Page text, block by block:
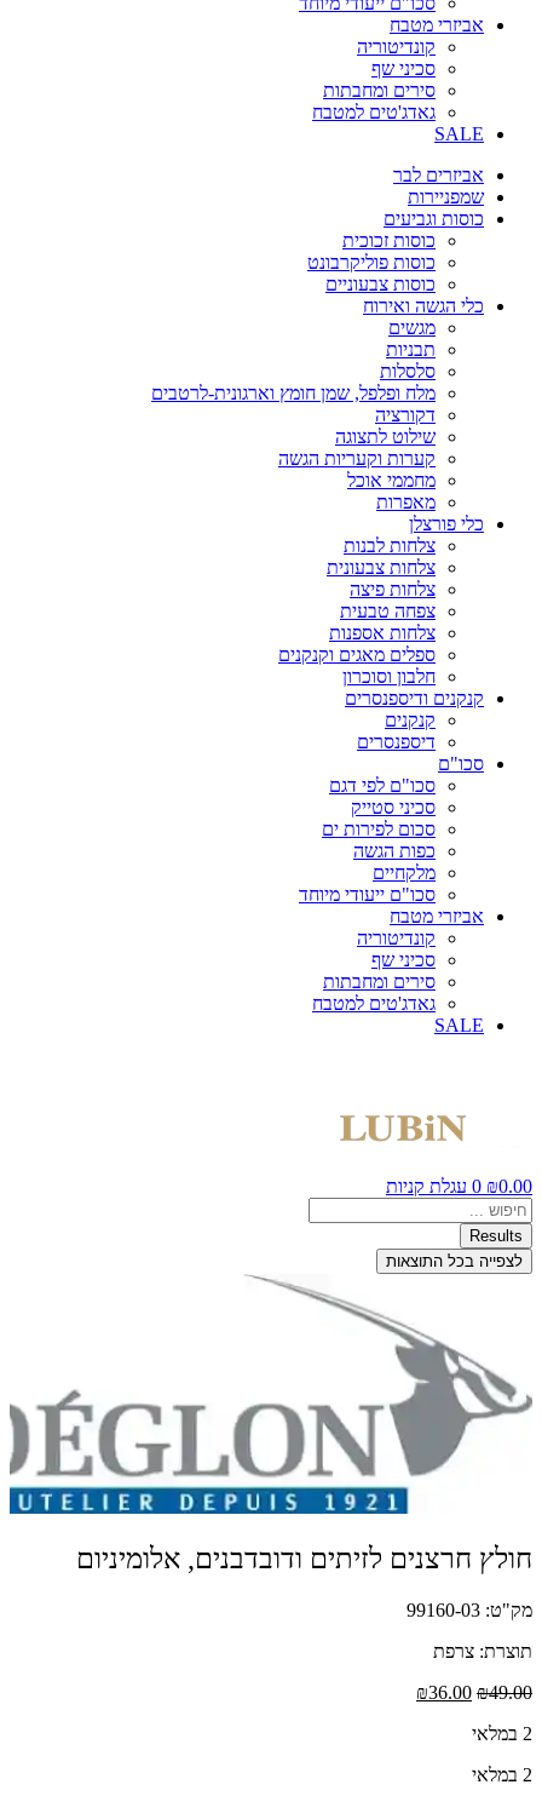
אביזרי מטבח
קונדיטוריה
סכיני שף
סירים ומחבתות
גאדג'טים למטבח
SALE
אביזרים לבר
שמפניירות
כוסות וגביעים
כוסות זכוכית
כוסות פוליקרבונט
כוסות צבעוניים
כלי הגשה ואירוח
מגשים
תבניות
סלסלות
מלח ופלפל, שמן חומץ וארגונית-לרטבים
דקורציה
שילוט לתצוגה
קערות וקעריות הגשה
מחממי אוכל
מאפרות
כלי פורצלן
צלחות לבנות
צלחות צבעונית
צלחות פיצה
צפחה טבעית
צלחות אספנות
ספלים מאגים וקנקנים
חלבון וסוכרון
קנקנים ודיספנסרים
קנקנים
דיספנסרים
סכו"ם
סכו"ם לפי דגם
סכיני סטייק
סכום לפירות ים
כפות הגשה
מלקחיים
סכו"ם ייעודי מיוחד
אביזרי מטבח
קונדיטוריה
סכיני שף
סירים ומחבתות
גאדג'טים למטבח
SALE
₪0.00
0 עגלת קניות
Search
...
Results
לצפייה בכל התוצאות
חולץ חרצנים לזיתים ודובדבנים, אלומיניום
מק"ט: 99160-03
תוצרת: צרפת
₪49.00
המחיר
היה:
₪36.00
2 במלאי
2 במלאי